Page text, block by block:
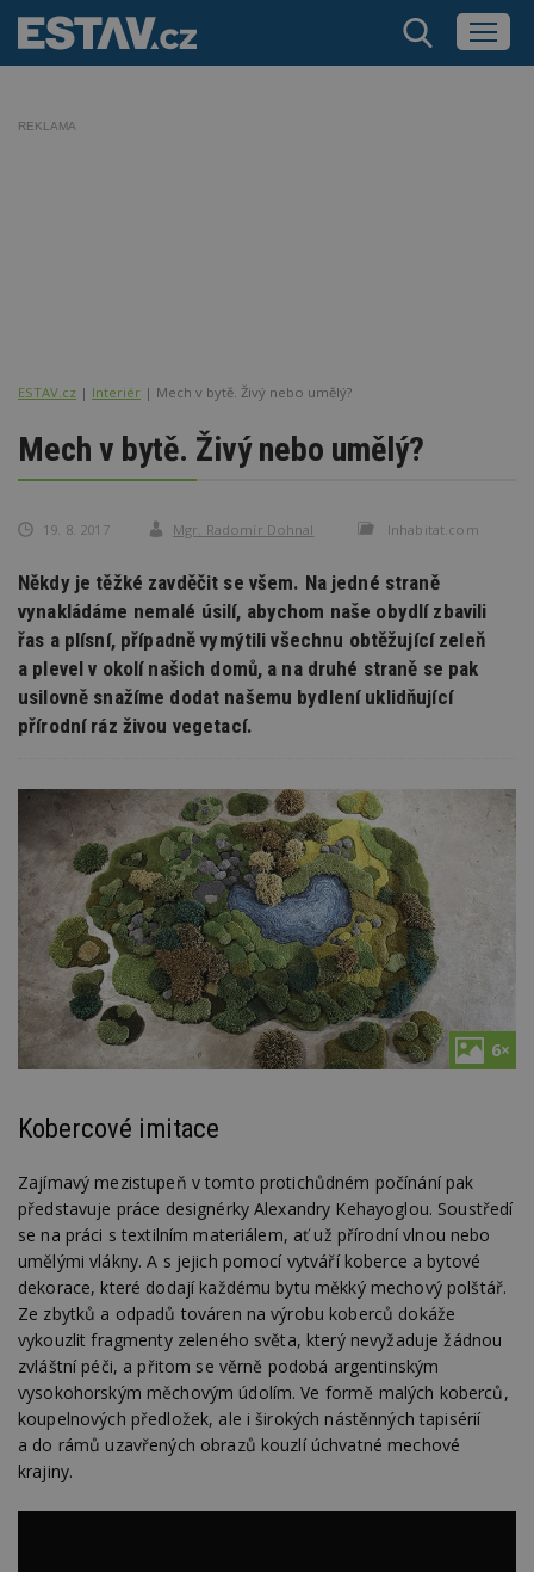
REKLAMA
ESTAV.cz Interiér Mech v bytě. Živý nebo umělý?
Mech v bytě. Živý nebo umělý?
19. 8. 2017 Mgr. Radomír Dohnal Inhabitat.com
Někdy je těžké zavděčit se všem. Na jedné straně
vynakládáme nemalé úsilí, abychom naše obydlí zbavili
řas a plísní, případně vymýtili všechnu obtěžující zeleň
a plevel v okolí našich domů, a na druhé straně se pak
usilovně snažíme dodat našemu bydlení uklidňující
přírodní ráz živou vegetací.
6×
Kobercové imitace
Zajímavý mezistupeň v tomto protichůdném počínání pak
představuje práce designérky Alexandry Kehayoglou. Soustředí
se na práci s textilním materiálem, ať už přírodní vlnou nebo
umělými vlákny. A s jejich pomocí vytváří koberce a bytové
dekorace, které dodají každému bytu měkký mechový polštář.
Ze zbytků a odpadů továren na výrobu koberců dokáže
vykouzlit fragmenty zeleného světa, který nevyžaduje žádnou
zvláštní péči, a přitom se věrně podobá argentinským
vysokohorským měchovým údolím. Ve formě malých koberců,
koupelnových předložek, ale i širokých nástěnných tapisérií
a do rámů uzavřených obrazů kouzlí úchvatné mechové
krajiny.